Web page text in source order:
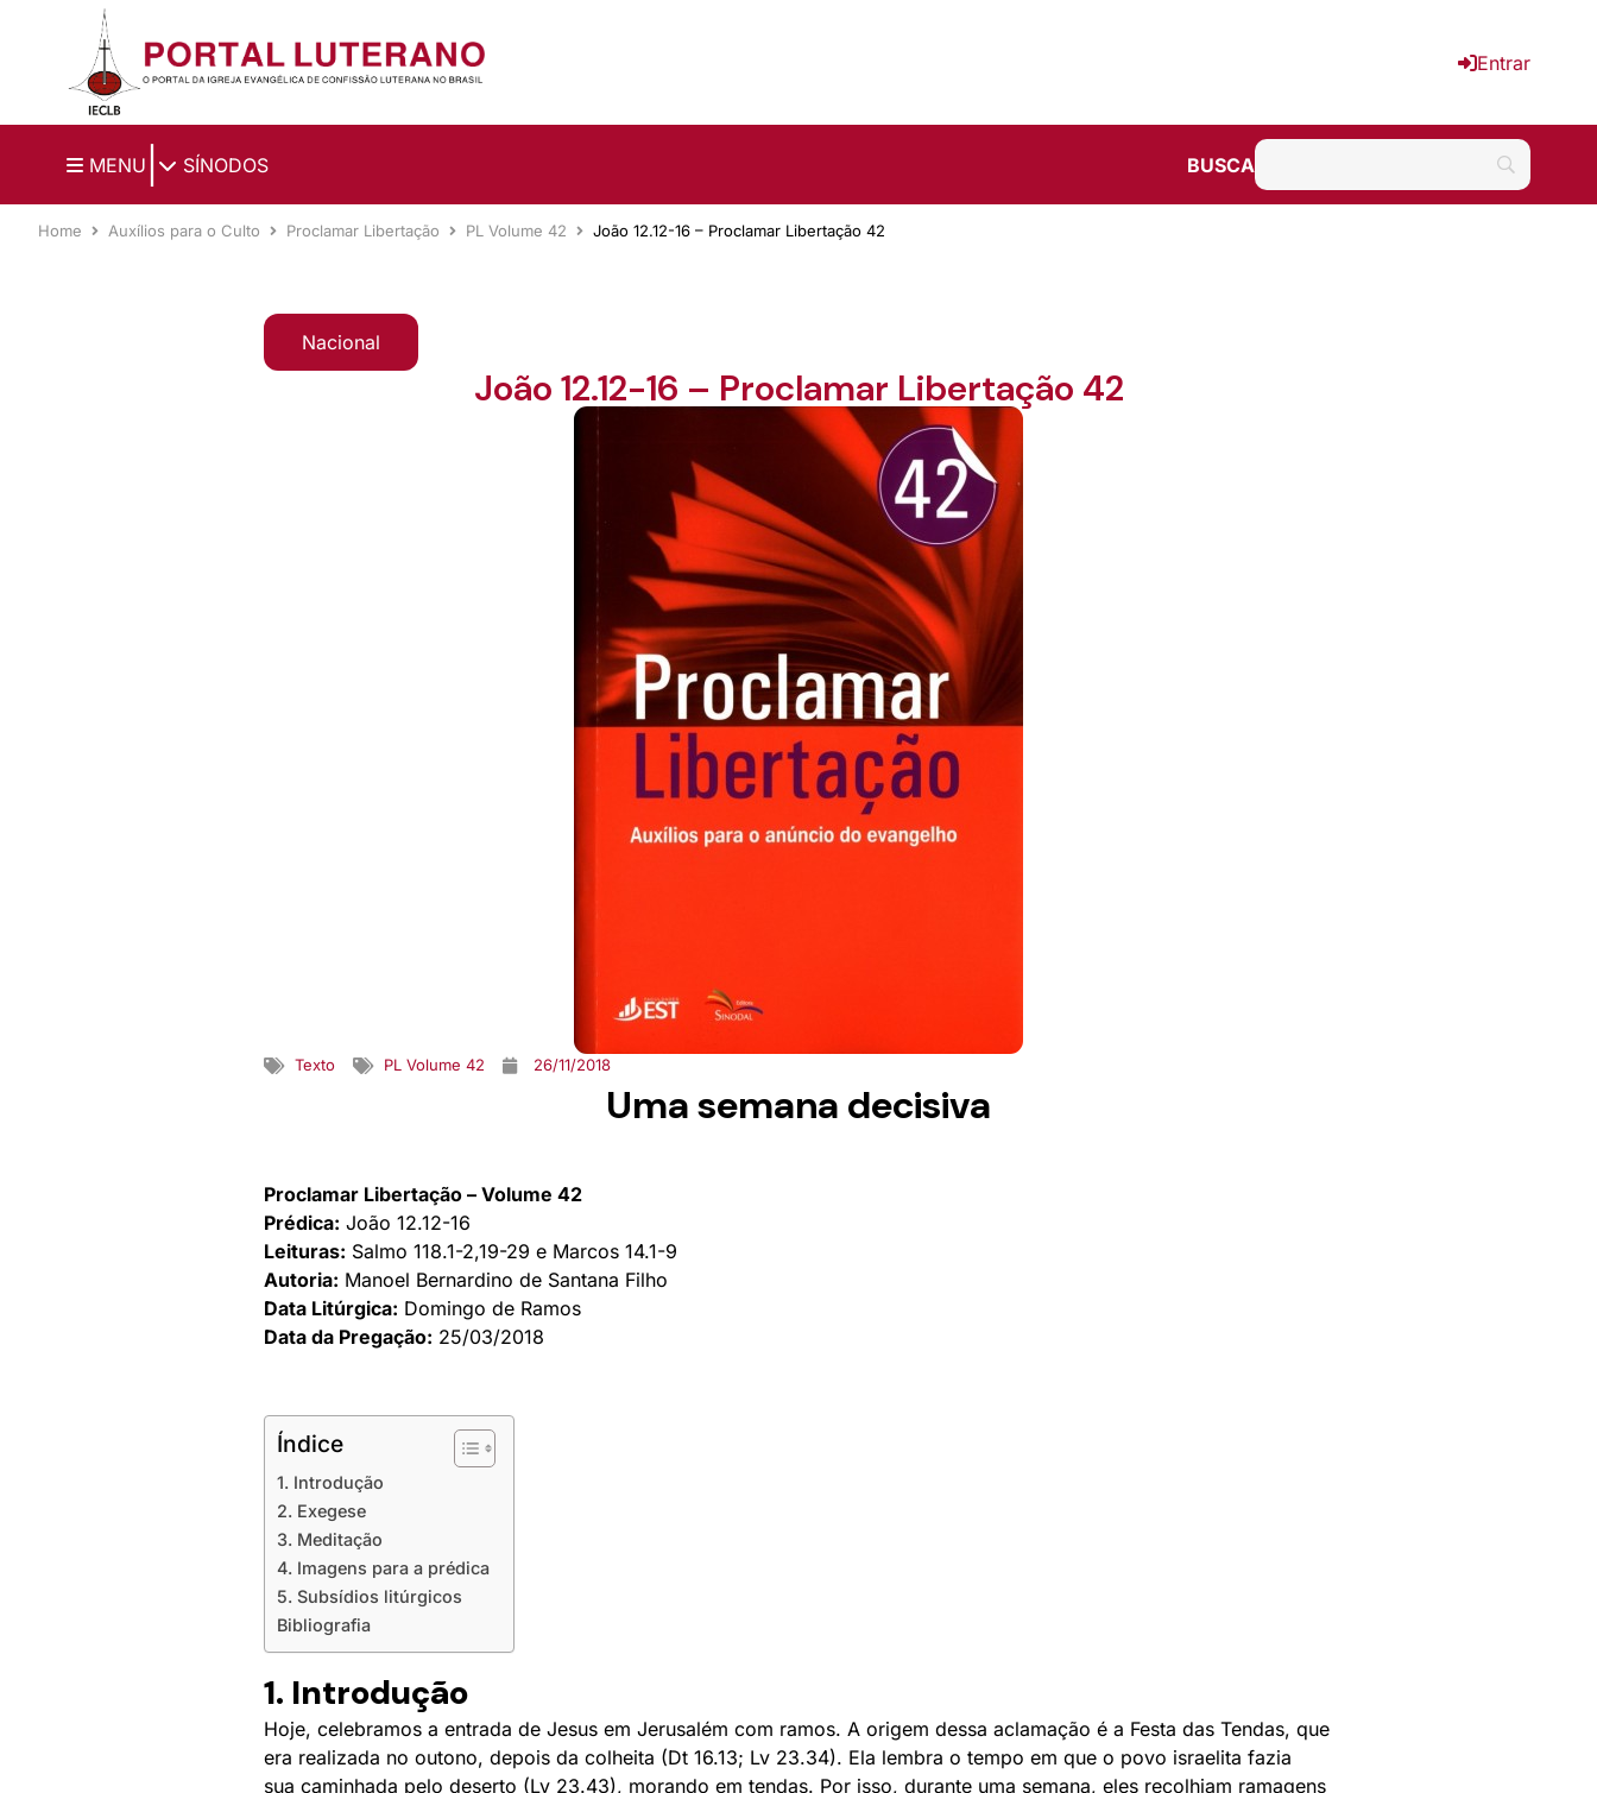
Ir para o conteúdo principal
Entrar
MENU SÍNODOS BUSCA
Home Auxílios para o Culto Proclamar Libertação PL Volume 42 João 12.12-16 – Proclamar Libertação 42
Nacional
João 12.12-16 – Proclamar Libertação 42
Texto PL Volume 42 26/11/2018
Uma semana decisiva
Proclamar Libertação – Volume 42
Prédica: João 12.12-16
Leituras: Salmo 118.1-2,19-29 e Marcos 14.1-9
Autoria: Manoel Bernardino de Santana Filho
Data Litúrgica: Domingo de Ramos
Data da Pregação: 25/03/2018
Índice
1. Introdução
2. Exegese
3. Meditação
4. Imagens para a prédica
5. Subsídios litúrgicos
Bibliografia
1. Introdução
Hoje, celebramos a entrada de Jesus em Jerusalém com ramos. A origem dessa aclamação é a Festa das Tendas, que
era realizada no outono, depois da colheita (Dt 16.13; Lv 23.34). Ela lembra o tempo em que o povo israelita fazia
sua caminhada pelo deserto (Lv 23.43), morando em tendas. Por isso, durante uma semana, eles recolhiam ramagens